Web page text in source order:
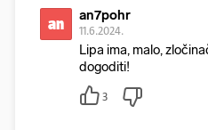
an an7pohr
11.6.2024.
Lipa ima, malo,
dogoditi!
3